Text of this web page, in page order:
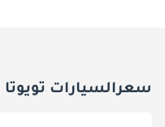
سعرالسيارات تويوتا